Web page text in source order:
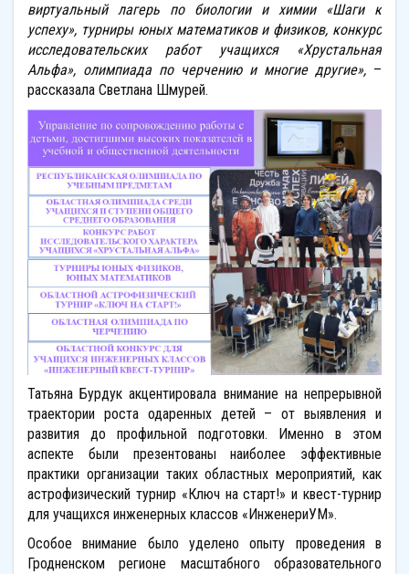
виртуальный лагерь по биологии и химии «Шаги к
успеху», турниры юных математиков и физиков, конкурс
исследовательских работ учащихся «Хрустальная
Альфа», олимпиада по черчению и многие другие», –
рассказала Светлана Шмурей.
Татьяна Бурдук акцентировала внимание на непрерывной
траектории роста одаренных детей – от выявления и
развития до профильной подготовки. Именно в этом
аспекте были презентованы наиболее эффективные
практики организации таких областных мероприятий, как
астрофизический турнир «Ключ на старт!» и квест-турнир
для учащихся инженерных классов «ИнженериУМ».
Особое внимание было уделено опыту проведения в
Гродненском регионе масштабного образовательного